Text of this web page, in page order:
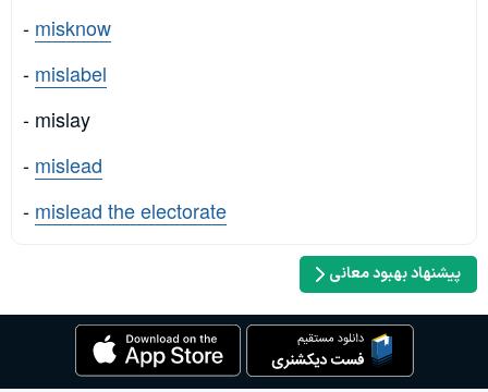
- misknow
- mislabel
- mislay
- mislead
- mislead the electorate
پیشنهاد بهبود معانی